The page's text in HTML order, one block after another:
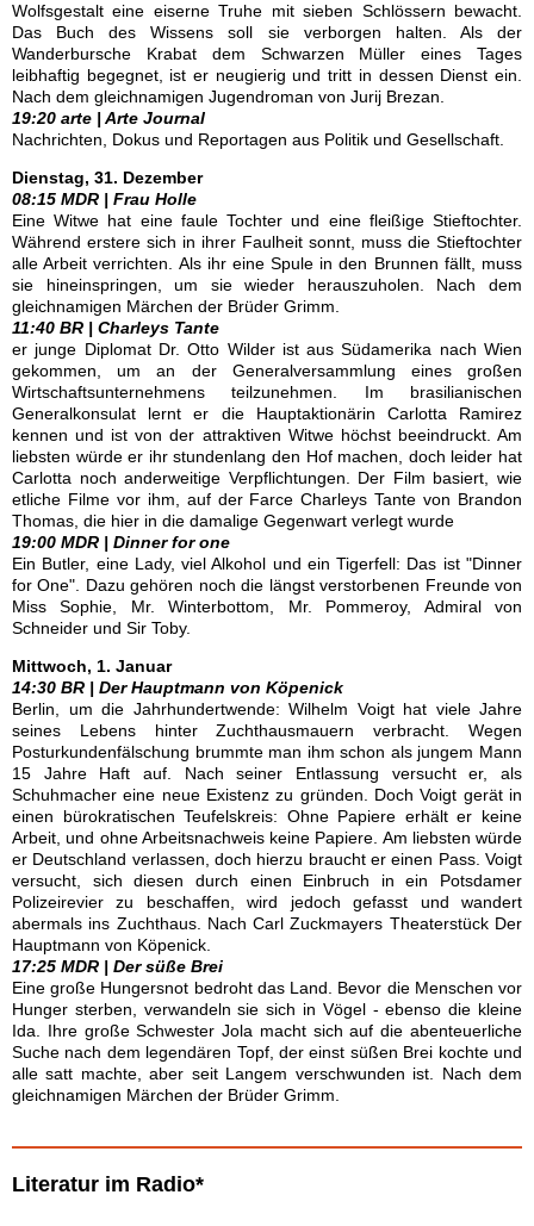
Wolfsgestalt eine eiserne Truhe mit sieben Schlössern bewacht.
Das Buch des Wissens soll sie verborgen halten. Als der
Wanderbursche Krabat dem Schwarzen Müller eines Tages
leibhaftig begegnet, ist er neugierig und tritt in dessen Dienst ein.
Nach dem gleichnamigen Jugendroman von Jurij Brezan.
19:20 arte | Arte Journal
Nachrichten, Dokus und Reportagen aus Politik und Gesellschaft.
Dienstag, 31. Dezember
08:15 MDR | Frau Holle
Eine Witwe hat eine faule Tochter und eine fleißige Stieftochter.
Während erstere sich in ihrer Faulheit sonnt, muss die Stieftochter
alle Arbeit verrichten. Als ihr eine Spule in den Brunnen fällt, muss
sie hineinspringen, um sie wieder herauszuholen. Nach dem
gleichnamigen Märchen der Brüder Grimm.
11:40 BR | Charleys Tante
er junge Diplomat Dr. Otto Wilder ist aus Südamerika nach Wien
gekommen, um an der Generalversammlung eines großen
Wirtschaftsunternehmens teilzunehmen. Im brasilianischen
Generalkonsulat lernt er die Hauptaktionärin Carlotta Ramirez
kennen und ist von der attraktiven Witwe höchst beeindruckt. Am
liebsten würde er ihr stundenlang den Hof machen, doch leider hat
Carlotta noch anderweitige Verpflichtungen. Der Film basiert, wie
etliche Filme vor ihm, auf der Farce Charleys Tante von Brandon
Thomas, die hier in die damalige Gegenwart verlegt wurde
19:00 MDR | Dinner for one
Ein Butler, eine Lady, viel Alkohol und ein Tigerfell: Das ist "Dinner
for One". Dazu gehören noch die längst verstorbenen Freunde von
Miss Sophie, Mr. Winterbottom, Mr. Pommeroy, Admiral von
Schneider und Sir Toby.
Mittwoch, 1. Januar
14:30 BR | Der Hauptmann von Köpenick
Berlin, um die Jahrhundertwende: Wilhelm Voigt hat viele Jahre
seines Lebens hinter Zuchthausmauern verbracht. Wegen
Posturkundenfälschung brummte man ihm schon als jungem Mann
15 Jahre Haft auf. Nach seiner Entlassung versucht er, als
Schuhmacher eine neue Existenz zu gründen. Doch Voigt gerät in
einen bürokratischen Teufelskreis: Ohne Papiere erhält er keine
Arbeit, und ohne Arbeitsnachweis keine Papiere. Am liebsten würde
er Deutschland verlassen, doch hierzu braucht er einen Pass. Voigt
versucht, sich diesen durch einen Einbruch in ein Potsdamer
Polizeirevier zu beschaffen, wird jedoch gefasst und wandert
abermals ins Zuchthaus. Nach Carl Zuckmayers Theaterstück Der
Hauptmann von Köpenick.
17:25 MDR | Der süße Brei
Eine große Hungersnot bedroht das Land. Bevor die Menschen vor
Hunger sterben, verwandeln sie sich in Vögel - ebenso die kleine
Ida. Ihre große Schwester Jola macht sich auf die abenteuerliche
Suche nach dem legendären Topf, der einst süßen Brei kochte und
alle satt machte, aber seit Langem verschwunden ist. Nach dem
gleichnamigen Märchen der Brüder Grimm.
Literatur im Radio*